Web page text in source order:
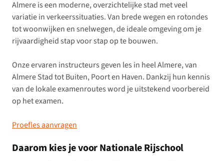
Almere is een moderne, overzichtelijke stad met veel
variatie in verkeerssituaties. Van brede wegen en rotondes
tot woonwijken en snelwegen, de ideale omgeving om je
rijvaardigheid stap voor stap op te bouwen.
Onze ervaren instructeurs geven les in heel Almere, van
Almere Stad tot Buiten, Poort en Haven. Dankzij hun kennis
van de lokale examenroutes word je uitstekend voorbereid
op het examen.
Proefles aanvragen
Daarom kies je voor Nationale Rijschool